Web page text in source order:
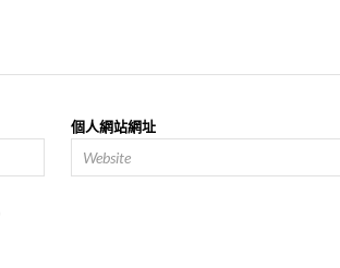
個人網站網址